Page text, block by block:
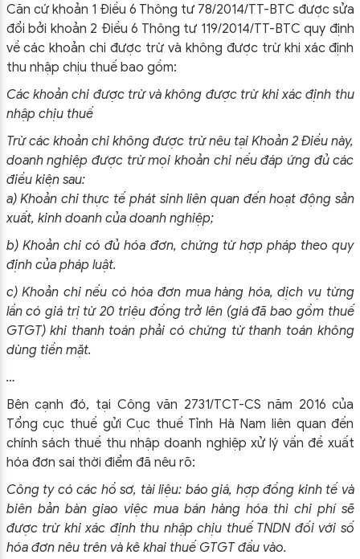
Căn cứ khoản 1 Điều 6 Thông tư 78/2014/TT-BTC được sửa
đổi bởi khoản 2 Điều 6 Thông tư 119/2014/TT-BTC quy định
về các khoản chi được trừ và không được trừ khi xác định
thu nhập chịu thuế bao gồm:
Các khoản chi được trừ và không được trừ khi xác định thu
nhập chịu thuế
Trừ các khoản chi không được trừ nêu tại Khoản 2 Điều này,
doanh nghiệp được trừ mọi khoản chi nếu đáp ứng đủ các
điều kiện sau:
a) Khoản chi thực tế phát sinh liên quan đến hoạt động sản
xuất, kinh doanh của doanh nghiệp;
b) Khoản chi có đủ hóa đơn, chứng từ hợp pháp theo quy
định của pháp luật.
c) Khoản chi nếu có hóa đơn mua hàng hóa, dịch vụ từng
lần có giá trị từ 20 triệu đồng trở lên (giá đã bao gồm thuế
GTGT) khi thanh toán phải có chứng từ thanh toán không
dùng tiền mặt.
…
Bên cạnh đó, tại Công văn 2731/TCT-CS năm 2016 của
Tổng cục thuế gửi Cục thuế Tỉnh Hà Nam liên quan đến
chính sách thuế thu nhập doanh nghiệp xử lý vấn đề xuất
hóa đơn sai thời điểm đã nêu rõ:
Công ty có các hồ sơ, tài liệu: báo giá, hợp đồng kinh tế và
biên bản bàn giao việc mua bán hàng hóa thì chi phí sẽ
được trừ khi xác định thu nhập chịu thuế TNDN đối với số
hóa đơn nêu trên và kê khai thuế GTGT đầu vào.